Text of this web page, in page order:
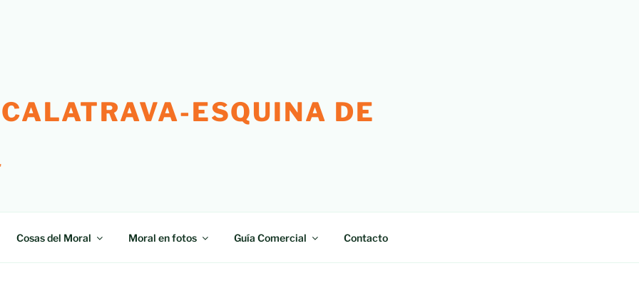
ESQUINA DE
Cosas del Moral Moral en fotos Guía Comercial Contacto